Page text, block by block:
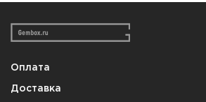
Оплата
Доставка